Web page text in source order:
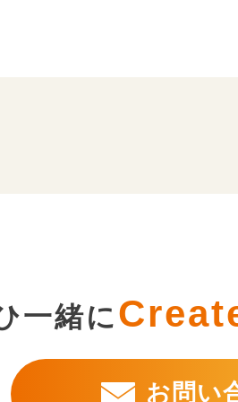
一緒に
お問い